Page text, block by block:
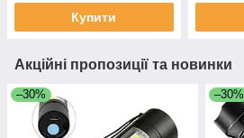
Купити
Акційні пропозиції та новинки
–30% –30%